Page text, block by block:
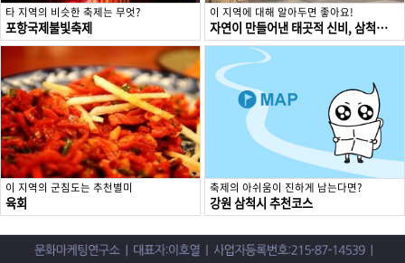
타 지역의 비슷한 축제는 무엇?
포항국제불빛축제
이 지역에 대해 알아두면 좋아요!
자연이 만들어낸 태곳적 신비, 삼척 환선굴
이 지역의 군침도는 추천별미
육회
축제의 아쉬움이 진하게 남는다면?
강원 삼척시 추천코스